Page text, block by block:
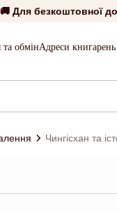
🚚 Для безкоштовної
обмінАдреси книгарень
Чингісхан та